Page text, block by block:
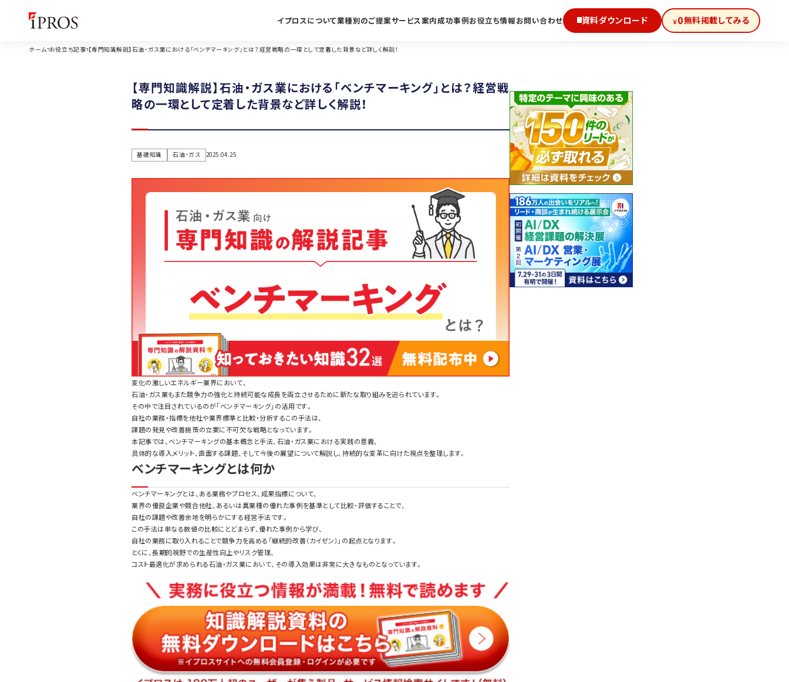
イプロスについて業種別のご提案サービス案内成功事例お役立ち情報お問い合わせ 資料ダウンロード ￥0無料掲載してみる
ホーム お役立ち記事 【専門知識解説】石油・ガス業における「ベンチマーキング」とは？経営戦略の一環として定着した背景など詳しく解説！
【専門知識解説】石油・ガス業における「ベンチマーキング」とは？経営戦
略の一環として定着した背景など詳しく解説！
基礎知識 石油・ガス 2025.04.25
変化の激しいエネルギー業界において、
石油・ガス業もまた競争力の強化と持続可能な成長を両立させるために新たな取り組みを迫られています。
その中で注目されているのが「ベンチマーキング」の活用です。
自社の業務・指標を他社や業界標準と比較・分析するこの手法は、
課題の発見や改善施策の立案に不可欠な戦略となっています。
本記事では、ベンチマーキングの基本概念と手法、石油・ガス業における実践の意義、
具体的な導入メリット、直面する課題、そして今後の展望について解説し、持続的な変革に向けた視点を整理します。
ベンチマーキングとは何か
ベンチマーキングとは、ある業務やプロセス、成果指標について、
業界の優良企業や競合他社、あるいは異業種の優れた事例を基準として比較・評価することで、
自社の課題や改善余地を明らかにする経営手法です。
この手法は単なる数値の比較にとどまらず、優れた事例から学び、
自社の業務に取り入れることで競争力を高める「継続的改善（カイゼン）」の起点となります。
とくに、長期的視野での生産性向上やリスク管理、
コスト最適化が求められる石油・ガス業において、その導入効果は非常に大きなものとなっています。